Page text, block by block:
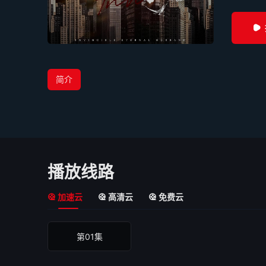
简介
播放线路
加速云 高清云 免费云
第01集